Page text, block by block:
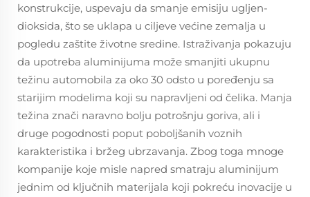
konstrukcije, uspevaju da smanje emisiju ugljen-
dioksida, što se uklapa u ciljeve većine zemalja u
pogledu zaštite životne sredine. Istraživanja pokazuju
da upotreba aluminijuma može smanjiti ukupnu
težinu automobila za oko 30 odsto u poređenju sa
starijim modelima koji su napravljeni od čelika. Manja
težina znači naravno bolju potrošnju goriva, ali i
druge pogodnosti poput poboljšanih voznih
karakteristika i bržeg ubrzavanja. Zbog toga mnoge
kompanije koje misle napred smatraju aluminijum
jednim od ključnih materijala koji pokreću inovacije u